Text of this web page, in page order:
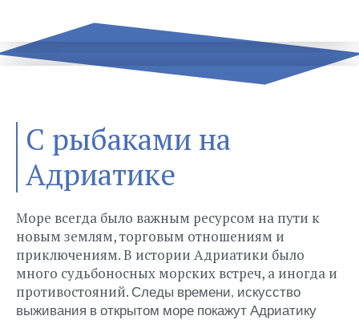
С рыбаками на
Адриатике
Море всегда было важным ресурсом на пути к
новым землям, торговым отношениям и
приключениям. В истории Адриатики было
много судьбоносных морских встреч, а иногда и
противостояний. Следы времени, искусство
выживания в открытом море покажут Адриатику